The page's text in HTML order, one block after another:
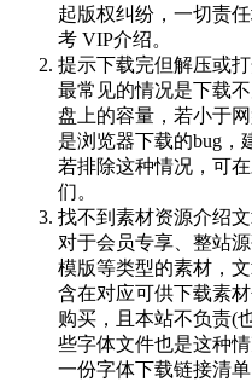
起版权纠纷，一切责
考 VIP介绍。
提示下载完但解压或
最常见的情况是下载
盘上的容量，若小于
是浏览器下载的bug，
若排除这种情况，可
们。
找不到素材资源介绍
对于会员专享、整站
模版等类型的素材，
含在对应可供下载素
购买，且本站不负责(
些字体文件也是这种
一份字体下载链接清单